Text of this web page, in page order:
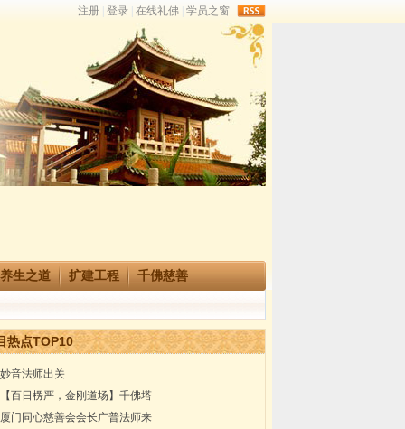
养生之道 扩建工程 千佛慈善
热点TOP10
妙音法师出关
【百日楞严，金刚道场】千佛塔
厦门同心慈善会会长广普法师来